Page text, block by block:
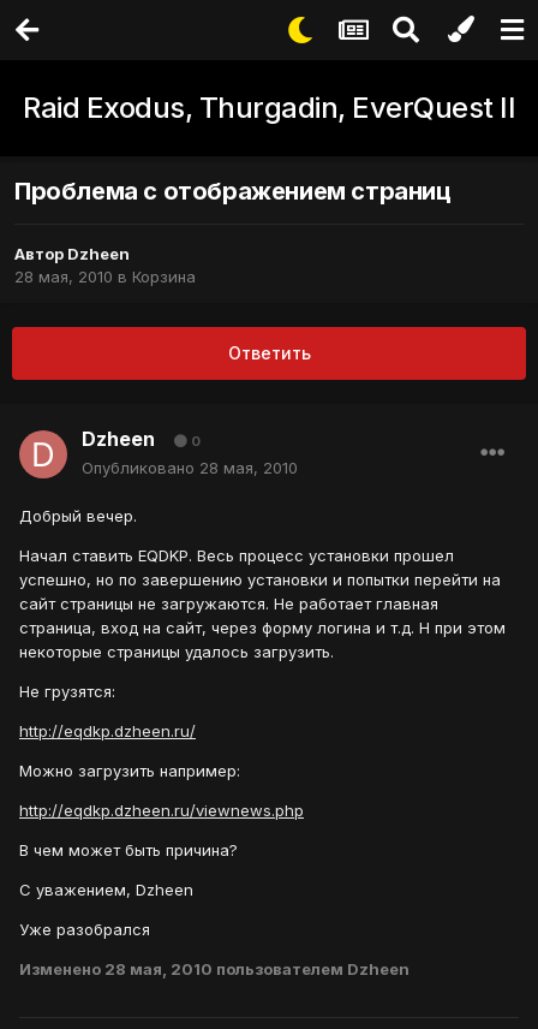
Raid Exodus, Thurgadin, EverQuest II
Проблема с отображением страниц
Автор Dzheen
28 мая, 2010 в Корзина
Ответить
Dzheen 0
Опубликовано 28 мая, 2010
Добрый вечер.
Начал ставить EQDKP. Весь процесс установки прошел
успешно, но по завершению установки и попытки перейти на
сайт страницы не загружаются. Не работает главная
страница, вход на сайт, через форму логина и т.д. Н при этом
некоторые страницы удалось загрузить.
Не грузятся:
http://eqdkp.dzheen.ru/
Можно загрузить например:
http://eqdkp.dzheen.ru/viewnews.php
В чем может быть причина?
С уважением, Dzheen
Уже разобрался
Изменено 28 мая, 2010 пользователем Dzheen